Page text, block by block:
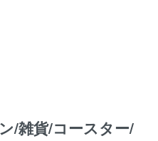
/雑貨/コースター/